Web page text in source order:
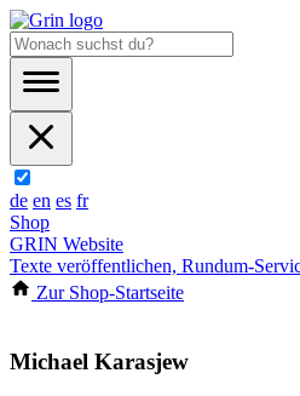
de en es fr
Shop
GRIN Website
Texte veröffentlichen, Rundum-
Zur Shop-Startseite
Michael Karasjew